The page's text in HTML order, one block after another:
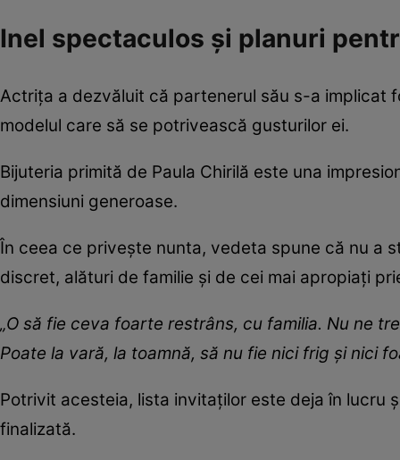
Inel spectaculos și planuri
Actrița a dezvăluit că partenerul său s-a implicat
modelul care să se potrivească gusturilor ei.
Bijuteria primită de Paula Chirilă este una
dimensiuni generoase.
În ceea ce privește nunta, vedeta spune că nu a
discret, alături de familie și de cei mai apropiați
„O să fie ceva foarte restrâns, cu familia. Nu ne
Poate la vară, la toamnă, să nu fie nici frig și nici
Potrivit acesteia, lista invitaților este deja în lucru
finalizată.